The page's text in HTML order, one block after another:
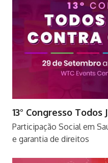
13° Congresso
Participação Social em
e garantia de direitos